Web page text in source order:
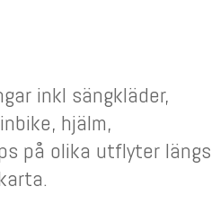
inkl sängkläder,
hjälm,
på olika utflyter längs